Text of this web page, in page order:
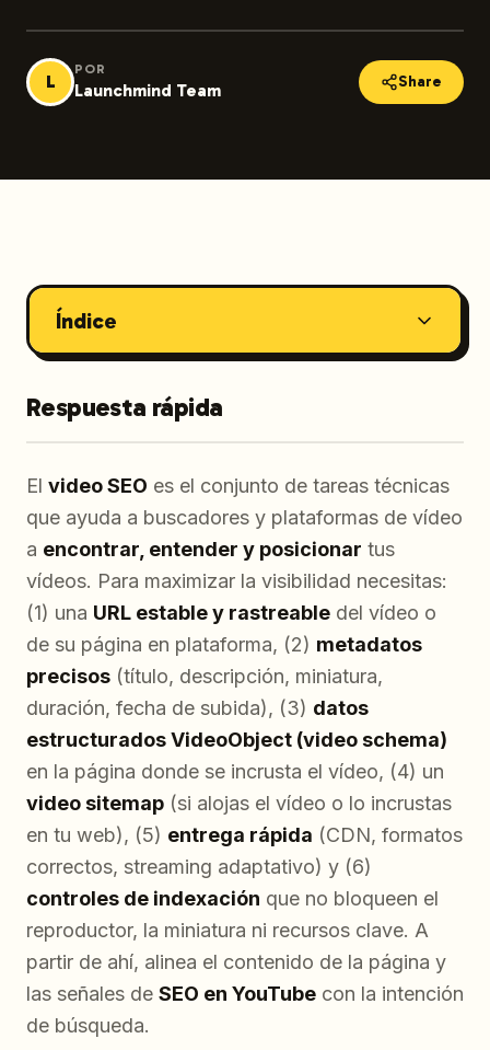
L
POR
Launchmind Team Share
Índice
Respuesta rápida
El video SEO es el conjunto de tareas técnicas
que ayuda a buscadores y plataformas de vídeo
a encontrar, entender y posicionar tus
vídeos. Para maximizar la visibilidad necesitas:
(1) una URL estable y rastreable del vídeo o
de su página en plataforma, (2) metadatos
precisos (título, descripción, miniatura,
duración, fecha de subida), (3) datos
estructurados VideoObject (video schema)
en la página donde se incrusta el vídeo, (4) un
video sitemap (si alojas el vídeo o lo incrustas
en tu web), (5) entrega rápida (CDN, formatos
correctos, streaming adaptativo) y (6)
controles de indexación que no bloqueen el
reproductor, la miniatura ni recursos clave. A
partir de ahí, alinea el contenido de la página y
las señales de SEO en YouTube con la intención
de búsqueda.